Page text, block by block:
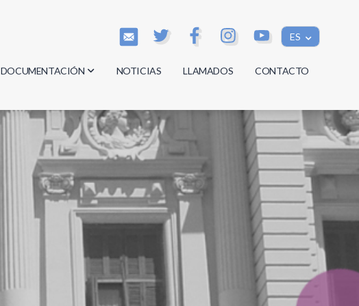
ES
DOCUMENTACIÓN
Actas
Reglamentos
Documentos
NOTICIAS LLAMADOS CONTACTO